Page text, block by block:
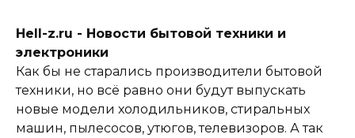
Hell-z.ru - Новости бытовой техники и
электроники
Как бы не старались производители бытовой
техники, но всё равно они будут выпускать
новые модели холодильников, стиральных
машин, пылесосов, утюгов, телевизоров. А так